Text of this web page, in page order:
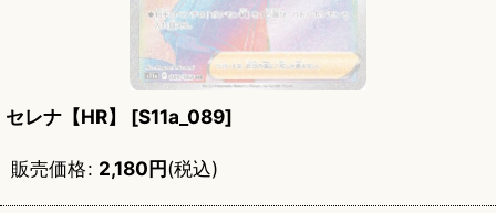
セレナ【HR】 [S11a_089]
販売価格: 2,180円(税込)